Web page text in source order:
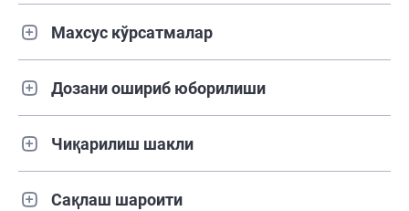
Махсус кўрсатмалар
Дозани ошириб юборилиши
Чиқарилиш шакли
Сақлаш шароити